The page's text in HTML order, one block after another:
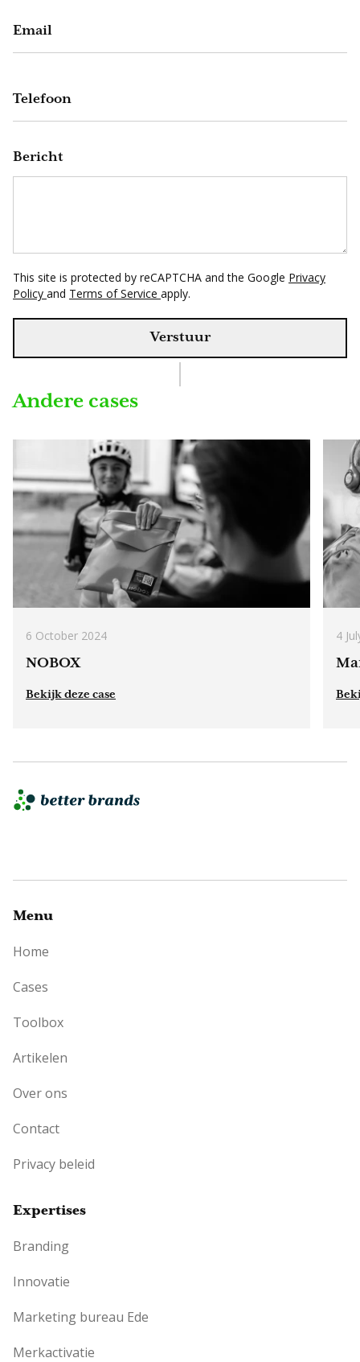
Email
Telefoon
Bericht
This site is protected by reCAPTCHA and the Google Privacy
Policy and Terms of Service apply.
Verstuur
Andere cases
NOBOX
6 October 2024
Bekijk deze case
4
Menu
Home
Cases
Toolbox
Artikelen
Over ons
Contact
Privacy beleid
Expertises
Branding
Innovatie
Marketing bureau Ede
Merkactivatie